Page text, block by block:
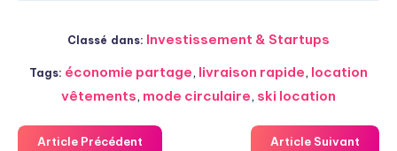
Classé dans: Investissement & Startups
Tags: économie partage, livraison rapide, location
vêtements, mode circulaire, ski location
Article Précédent Article Suivant